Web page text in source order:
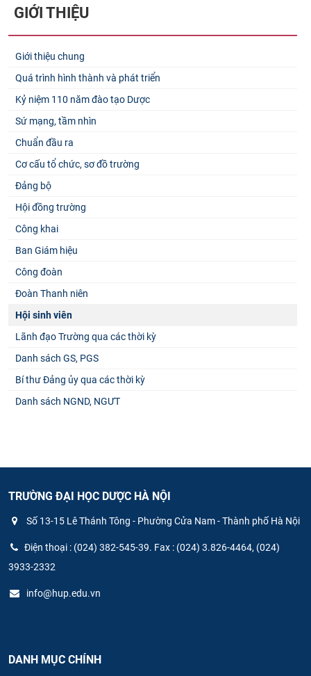
GIỚI THIỆU
Giới thiệu chung
Quá trình hình thành và phát triển
Kỷ niệm 110 năm đào tạo Dược
Sứ mạng, tầm nhìn
Chuẩn đầu ra
Cơ cấu tổ chức, sơ đồ trường
Đảng bộ
Hội đồng trường
Công khai
Ban Giám hiệu
Công đoàn
Đoàn Thanh niên
Hội sinh viên
Lãnh đạo Trường qua các thời kỳ
Danh sách GS, PGS
Bí thư Đảng ủy qua các thời kỳ
Danh sách NGND, NGƯT
TRƯỜNG ĐẠI HỌC DƯỢC HÀ NỘI
Số 13-15 Lê Thánh Tông - Phường Cửa Nam - Thành phố Hà Nội
Điện thoại : (024) 382-545-39. Fax : (024) 3.826-4464, (024)
3933-2332
info@hup.edu.vn
DANH MỤC CHÍNH